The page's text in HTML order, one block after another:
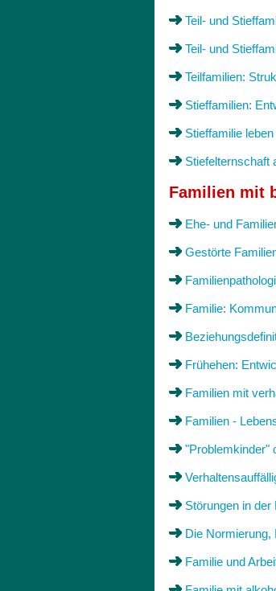
Teil- und
Teil- und
Teilfamilien:
Stieffamilien:
Stieffamilie leben
Stiefelternschaft
Familien mit
Ehe- und
Gestörte
Familie:
Frühehen:
Familien mit
Familien -
"Problemkinder"
Störungen in
Die Normierung,
Familie und